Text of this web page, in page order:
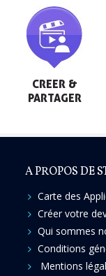
CREER &
PARTAGER
A PROPOS DE
Carte des
Créer votre
Qui sommes
Conditions
Mentions